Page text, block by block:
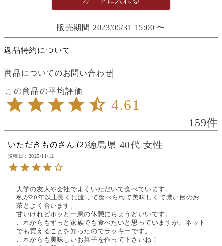
販売期間 2023/05/31 15:00 〜
返品特約について
商品についてのお問い合わせ
4.61
159
いただきもの 2 徳島県 40代 女性
投稿日 2025/11/12
大学の友人や会社でよくいただいて食べています。
私が20年以上長くに渡って食べられて美味しくて濃い目のお
茶とよく合います。
甘いけれどホッと一息の休憩にちょうどいいです。
これからもずっと家族でも食べたいと思っていますが、ネット
でも買えることを知ったのでラッキーです。
これからも美味しいお菓子を作って下さいね！